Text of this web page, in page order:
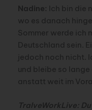
Nadine: Ich bin die
wo es danach
Sommer werde ich
Deutschland sein.
jedoch noch nicht.
und bleibe so lange
anstatt weit im
TralveWorkLive: